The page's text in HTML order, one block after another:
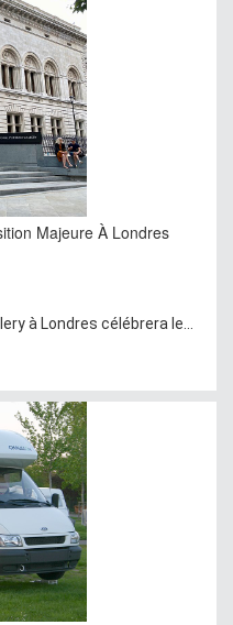
Majeure À Londres
à Londres célébrera le...